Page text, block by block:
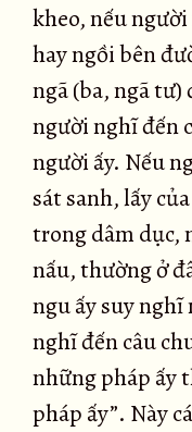
kheo, nếu
hay ngồi bên
ngã (ba, ngã tư)
người nghĩ đến
người ấy. Nếu
sát sanh, lấy
trong dâm dục,
nấu, thường ở
ngu ấy suy nghĩ
nghĩ đến câu
những pháp ấy
pháp ấy”. Này